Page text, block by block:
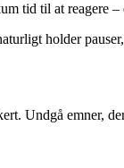
tid til at reagere
holder
Undgå emner,